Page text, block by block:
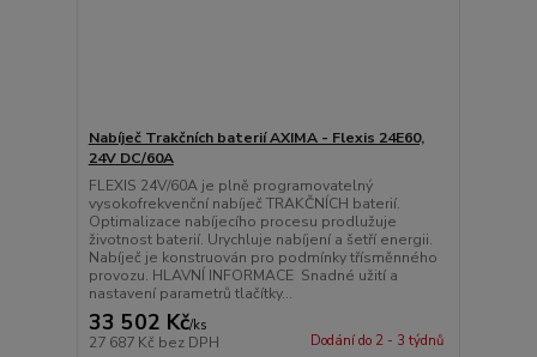
Nabíječ Trakčních baterií AXIMA - Flexis 24E60,
24V DC/60A
FLEXIS 24V/60A je plně programovatelný
vysokofrekvenční nabíječ TRAKČNÍCH baterií.
Optimalizace nabíjecího procesu prodlužuje
životnost baterií. Urychluje nabíjení a šetří energii.
Nabíječ je konstruován pro podmínky třísměnného
provozu. HLAVNÍ INFORMACE Snadné užití a
nastavení parametrů tlačítky...
33 502 Kč/ks
27 687 Kč bez DPH Dodání do 2 - 3 týdnů